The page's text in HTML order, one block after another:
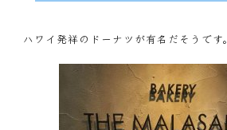
ハワイ発祥のドーナツが有名だそうです。